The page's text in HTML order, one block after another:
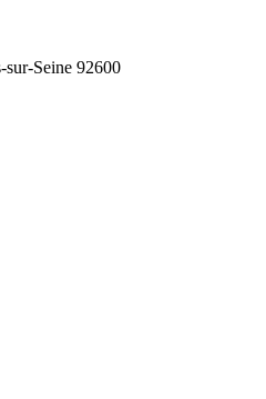
sur-Seine 92600